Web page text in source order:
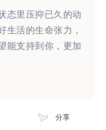
没上过的话，那么
选择和计划，孩子
一个陌生人，没什
而你提到孩子本
婚，甚至想再要一
，爸爸还是有一定
法找到适合自己
然后逐渐通过和人
的经验，才能逐渐
“愧疚感”的问题：
要的人时，才会出
况是，人能意识
态里压抑已久的动
活的生命张力，
能支持到你，更加
做着一系列的决
分享